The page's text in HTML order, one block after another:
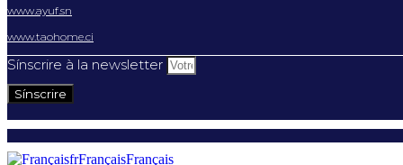
www.ayuf.sn
www.taohome.ci
Sínscrire à la newsletter
Sínscrire
frFrançaisFrançais